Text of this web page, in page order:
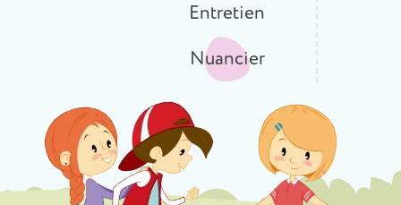
Entretien
Nuancier